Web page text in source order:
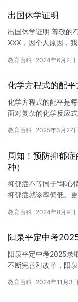
出国休学证明
出国休学证明 尊敬的
XXX，因个人原因，
教育百科 2024年6月2日
化学方程式的配
化学方程式的配平是
面对复杂的化学反应
点的恐…
教育百科 2025年3月27日
周知！预防抑郁
种）
抑郁症不等同于“坏心
抑郁症就诊率偏低。
↓↓…
教育百科 2024年8月9日
阳泉平定中考
阳泉平定中考2025录
不断完善和改革，阳
教育百科 2024年11月3日